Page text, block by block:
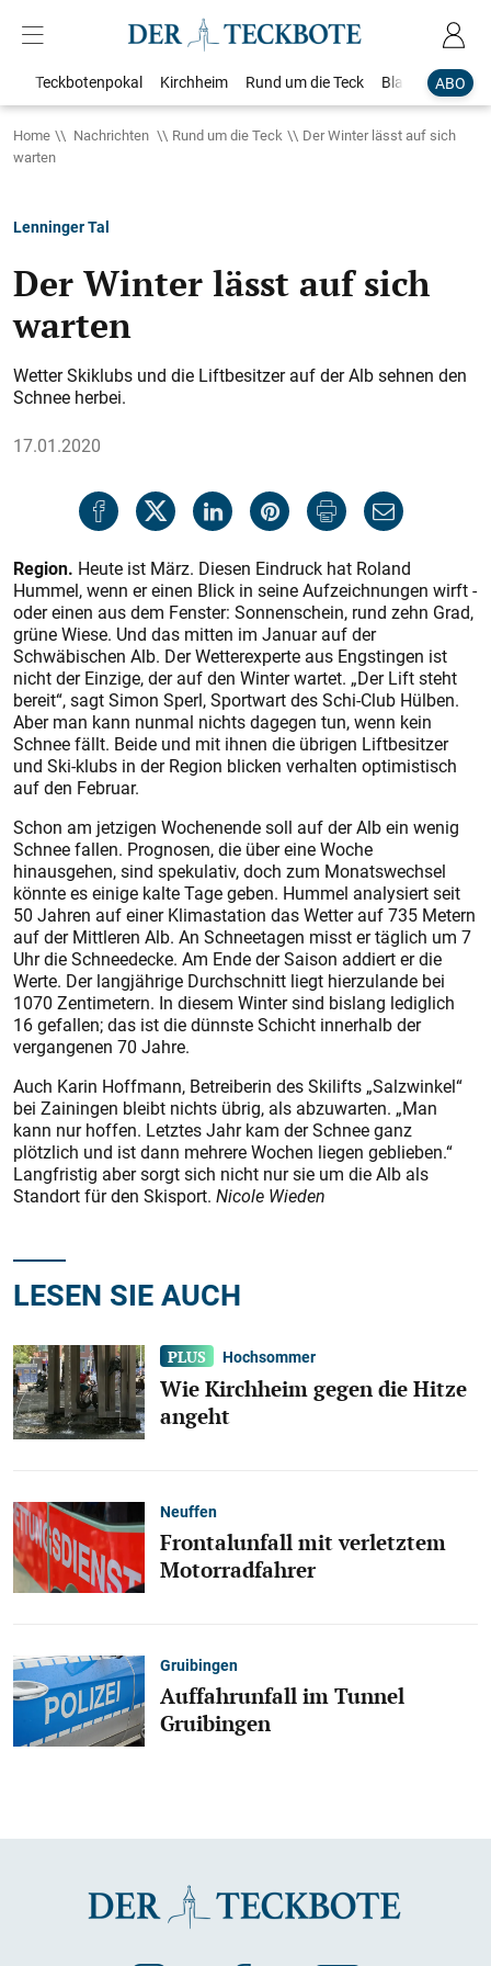
ABO
Teckbotenpokal Kirchheim Rund um die Teck Blaulicht
Home Nachrichten Rund um die Teck
Der Winter lässt auf sich
warten
Lenninger Tal
Der Winter lässt auf sich
warten
Wetter Skiklubs und die Liftbesitzer auf der Alb sehnen den
Schnee herbei.
17.01.2020
Region. Heute ist März. Diesen Eindruck hat Roland
Hummel, wenn er einen Blick in seine Aufzeichnungen wirft -
oder einen aus dem Fenster: Sonnenschein, rund zehn Grad,
grüne Wiese. Und das mitten im Januar auf der
Schwäbischen Alb. Der Wetterexperte aus Engstingen ist
nicht der Einzige, der auf den Winter wartet. „Der Lift steht
bereit“, sagt Simon Sperl, Sportwart des Schi-Club Hülben.
Aber man kann nunmal nichts dagegen tun, wenn kein
Schnee fällt. Beide und mit ihnen die übrigen Liftbesitzer
und Ski-klubs in der Region blicken verhalten optimistisch
auf den Februar.
Schon am jetzigen Wochenende soll auf der Alb ein wenig
Schnee fallen. Prognosen, die über eine Woche
hinausgehen, sind spekulativ, doch zum Monatswechsel
könnte es einige kalte Tage geben. Hummel analysiert seit
50 Jahren auf einer Klimastation das Wetter auf 735 Metern
auf der Mittleren Alb. An Schneetagen misst er täglich um 7
Uhr die Schneedecke. Am Ende der Saison addiert er die
Werte. Der langjährige Durchschnitt liegt hierzulande bei
1070 Zentimetern. In diesem Winter sind bislang lediglich
16 gefallen; das ist die dünnste Schicht innerhalb der
vergangenen 70 Jahre.
Auch Karin Hoffmann, Betreiberin des Skilifts „Salzwinkel“
bei Zainingen bleibt nichts übrig, als abzuwarten. „Man
kann nur hoffen. Letztes Jahr kam der Schnee ganz
plötzlich und ist dann mehrere Wochen liegen geblieben.“
Langfristig aber sorgt sich nicht nur sie um die Alb als
Standort für den Skisport. Nicole Wieden
LESEN SIE AUCH
Hochsommer
Wie Kirchheim gegen die Hitze
angeht
Neuffen
Frontalunfall mit verletztem
Motorradfahrer
Gruibingen
Auffahrunfall im Tunnel
Gruibingen